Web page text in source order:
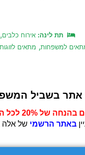
תת לינה: אירוח כלבים,
למשפחות, מתאים לזוגות
אתר בשביל
של 20% לכל
באתר הרשמי של אלה